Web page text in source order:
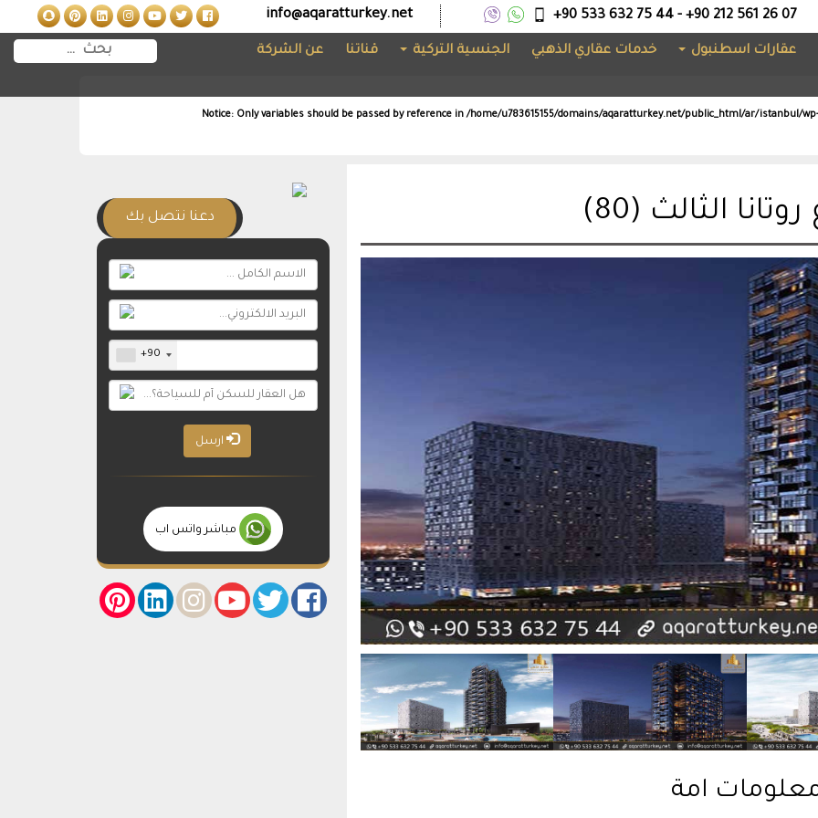
+90 533 632 75 44 - +90 212 561 26 07
info@aqaratturkey.net
عقارات اسطنبول خدمات عقاري الذهبي الجنسية التركية قناتنا عن الشركة
Notice: Only variables should be passed by reference in/home/u783615155/domains/aqaratturkey.net/public_html/ar/istanbul/
الثالث (80)
امة
دعنا نتصل بك
+90
ارسل
مباشر واتس اب